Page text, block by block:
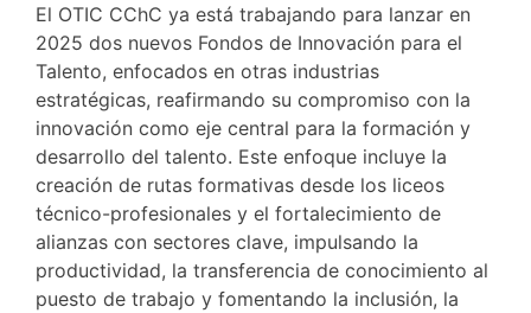
El OTIC CChC ya está trabajando para lanzar en
2025 dos nuevos Fondos de Innovación para el
Talento, enfocados en otras industrias
estratégicas, reafirmando su compromiso con la
innovación como eje central para la formación y
desarrollo del talento. Este enfoque incluye la
creación de rutas formativas desde los liceos
técnico-profesionales y el fortalecimiento de
alianzas con sectores clave, impulsando la
productividad, la transferencia de conocimiento al
puesto de trabajo y fomentando la inclusión, la